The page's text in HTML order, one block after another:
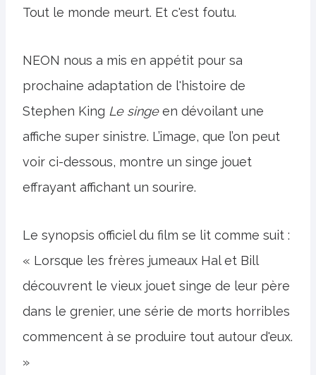
Tout le monde meurt. Et c'est foutu.
NEON nous a mis en appétit pour sa
prochaine adaptation de l'histoire de
Stephen King Le singeen dévoilant une
affiche super sinistre. L’image, que l’on peut
voir ci-dessous, montre un singe jouet
effrayant affichant un sourire.
Le synopsis officiel du film se lit comme suit :
« Lorsque les frères jumeaux Hal et Bill
découvrent le vieux jouet singe de leur père
dans le grenier, une série de morts horribles
commencent à se produire tout autour d'eux.
»